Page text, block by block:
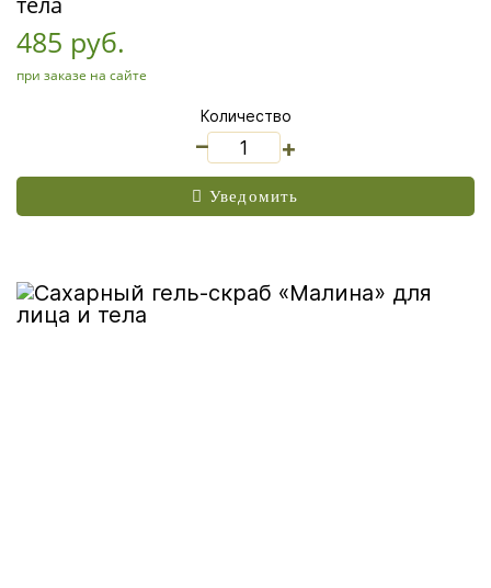
485 руб.
при заказе на сайте
Количество
+
Уведомить